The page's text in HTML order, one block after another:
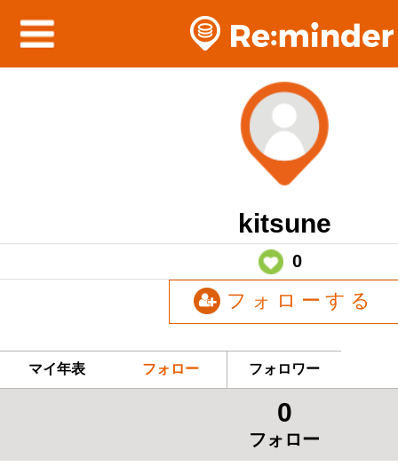
kitsune
0
フォローする
マイ年表 フォロー フォロワー
0
フォロー